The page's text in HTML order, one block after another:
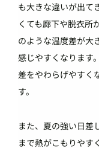
も大きな違いが出て
くても廊下や脱衣所
のような温度差が大
感じやすくなります
差をやわらげやすく
す。
また、夏の強い日差
まで熱がこもりやす